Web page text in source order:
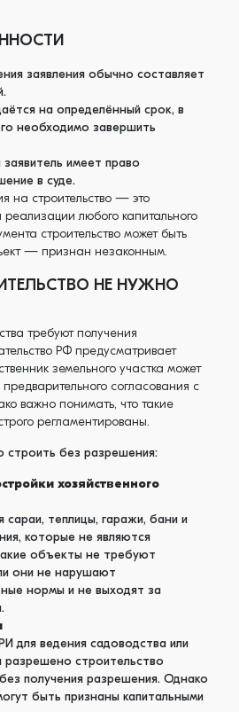
заявления обычно составляет
на определённый срок, в
необходимо завершить
имеет право
в суде.
на строительство — это
реализации любого капитального
строительство может быть
— признан незаконным.
НЕ НУЖНО
требуют получения
РФ предусматривает
земельного участка может
согласования с
важно понимать, что такие
регламентированы.
без разрешения:
хозяйственного
сараи, теплицы, гаражи, бани и
которые не являются
объекты не требуют
они не нарушают
нормы и не выходят за
для ведения садоводства или
разрешено строительство
получения разрешения. Однако
быть признаны капитальными